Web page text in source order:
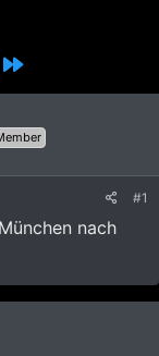
Letzte
#1
nach